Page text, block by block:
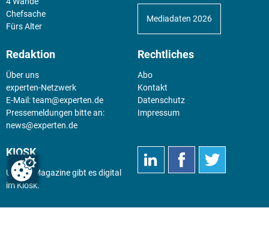
Chefsache
Fürs Alter
Mediadaten 2026
Redaktion
Über uns
experten-Netzwerk
E-Mail:team@experten.de
Pressemeldungen bitte an:
news@experten.de
Rechtliches
Abo
Kontakt
Datenschutz
Impressum
KIOSK
Unsere Magazine gibt es digital
imKiosk.